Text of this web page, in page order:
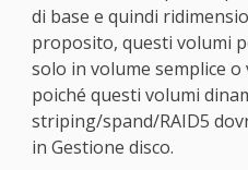
di base e quindi
proposito, questi volumi
solo in volume semplice
poiché questi volumi
striping/spand/RAID5
in Gestione disco.